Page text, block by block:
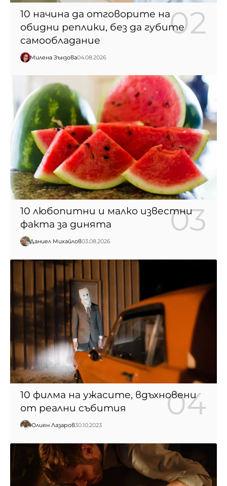
10 начина да отговорите на
обидни реплики, без да губите
самообладание
Милена Зънзова04.08.2026
10 любопитни и малко известни
факта за динята
Даниел Михайлов03.08.2026
10 филма на ужасите, вдъхновени
от реални събития
Юлиян Лазаров30.10.2023